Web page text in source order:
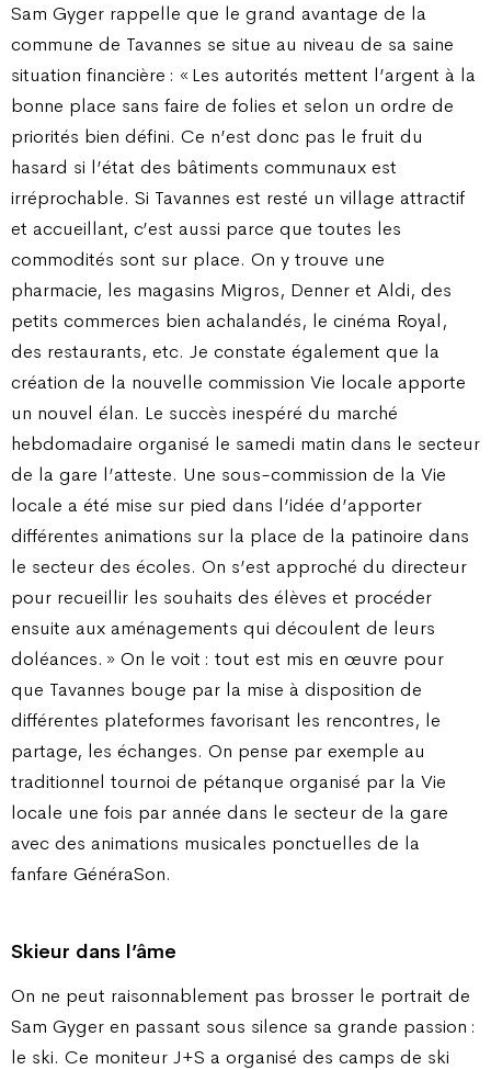
Sam Gyger rappelle que le grand avantage de la
commune de Tavannes se situe au niveau de sa saine
situation financière : « Les autorités mettent l’argent à la
bonne place sans faire de folies et selon un ordre de
priorités bien défini. Ce n’est donc pas le fruit du
hasard si l’état des bâtiments communaux est
irréprochable. Si Tavannes est resté un village attractif
et accueillant, c’est aussi parce que toutes les
commodités sont sur place. On y trouve une
pharmacie, les magasins Migros, Denner et Aldi, des
petits commerces bien achalandés, le cinéma Royal,
des restaurants, etc. Je constate également que la
création de la nouvelle commission Vie locale apporte
un nouvel élan. Le succès inespéré du marché
hebdomadaire organisé le samedi matin dans le secteur
de la gare l’atteste. Une sous-commission de la Vie
locale a été mise sur pied dans l’idée d’apporter
différentes animations sur la place de la patinoire dans
le secteur des écoles. On s’est approché du directeur
pour recueillir les souhaits des élèves et procéder
ensuite aux aménagements qui découlent de leurs
doléances. » On le voit : tout est mis en œuvre pour
que Tavannes bouge par la mise à disposition de
différentes plateformes favorisant les rencontres, le
partage, les échanges. On pense par exemple au
traditionnel tournoi de pétanque organisé par la Vie
locale une fois par année dans le secteur de la gare
avec des animations musicales ponctuelles de la
fanfare GénéraSon.
Skieur dans l’âme
On ne peut raisonnablement pas brosser le portrait de
Sam Gyger en passant sous silence sa grande passion :
le ski. Ce moniteur J+S a organisé des camps de ski